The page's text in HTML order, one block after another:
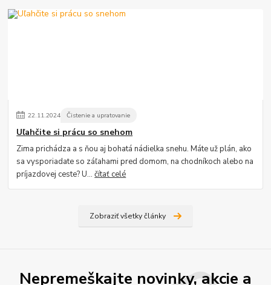
22.11.2024 Čistenie a upratovanie
Uľahčite si prácu so snehom
Zima prichádza a s ňou aj bohatá nádielka snehu. Máte už plán, ako
sa vysporiadate so záľahami pred domom, na chodníkoch alebo na
príjazdovej ceste? U...čítať celé
Zobraziť všetky články
Nepremeškajte novinky, akcie a